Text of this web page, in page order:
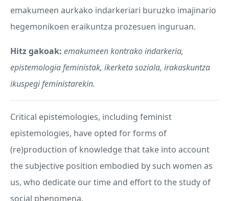
emakumeen aurkako indarkeriari buruzko imajinario
hegemonikoen eraikuntza prozesuen inguruan.
Hitz gakoak: emakumeen kontrako indarkeria,
epistemologia feministak, ikerketa soziala, irakaskuntza
ikuspegi feministarekin.
Critical epistemologies, including feminist
epistemologies, have opted for forms of
(re)production of knowledge that take into account
the subjective position embodied by such women as
us, who dedicate our time and effort to the study of
social phenomena.